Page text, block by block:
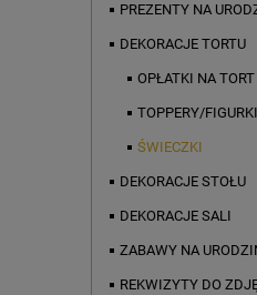
PREZENTY NA
DEKORACJE TORTU
OPŁATKI NA TORT
TOPPERY/
ŚWIECZKI
DEKORACJE STOŁU
DEKORACJE SALI
ZABAWY NA
REKWIZYTY DO